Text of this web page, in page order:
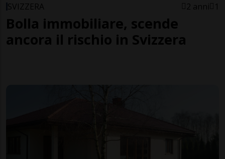
SVIZZERA 2 anni 1
Bolla immobiliare, scende
ancora il rischio in Svizzera